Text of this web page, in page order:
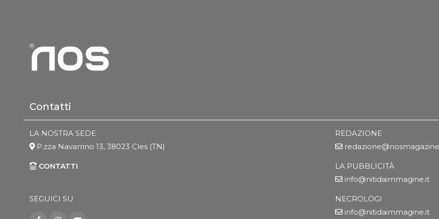
Contatti
LA NOSTRA SEDE
P.zza Navarrino 13, 38023 Cles (TN)
CONTATTI
SEGUICI SU
REDAZIONE
LA PUBBLICITÀ
info@nitidaimmagine.it
NECROLOGI
info@nitidaimmagine.it